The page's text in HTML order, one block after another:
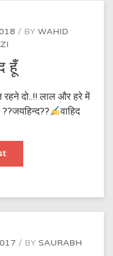
BY WAHID
हूँ
रहने दो..!! लाल और हरे में
??जयहिन्द??
वाहिद
मैं
पसंद
BY SAURABH